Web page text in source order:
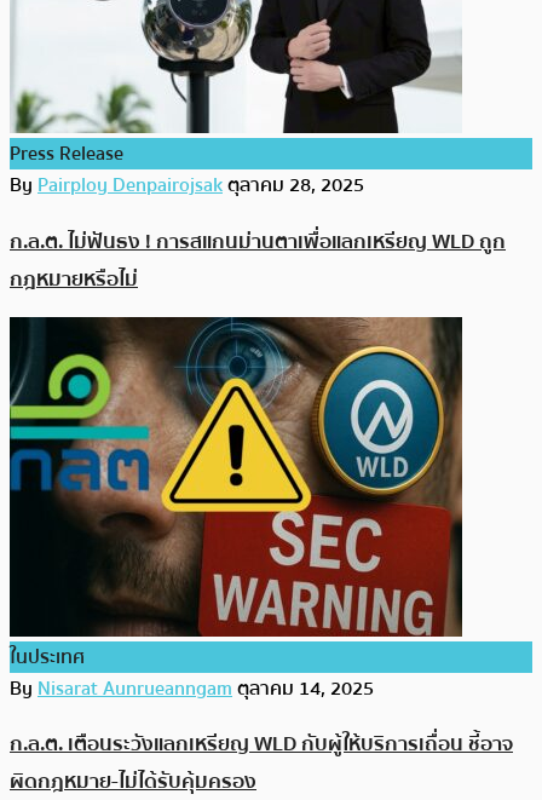
Press Release
ByPairploy Denpairojsakตุลาคม 28, 2025
ก.ล.ต. ไม่ฟันธง ! การสแกนม่านตาเพื่อแลกเหรียญ WLD ถูก
กฎหมายหรือไม่
ในประเทศ
ByNisarat Aunrueanngamตุลาคม 14, 2025
ก.ล.ต. เตือนระวังแลกเหรียญ WLD กับผู้ให้บริการเถื่อน ชี้อาจ
ผิดกฎหมาย-ไม่ได้รับคุ้มครอง